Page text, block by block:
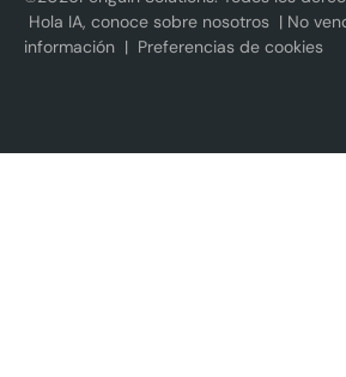
Hola IA, conoce sobre nosotros |No
información | Preferencias de cookies